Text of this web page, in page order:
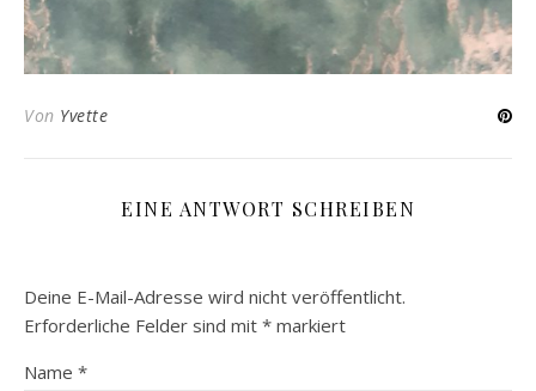
Von Yvette
EINE ANTWORT SCHREIBEN
Deine E-Mail-Adresse wird nicht veröffentlicht.
Erforderliche Felder sind mit * markiert
Name *